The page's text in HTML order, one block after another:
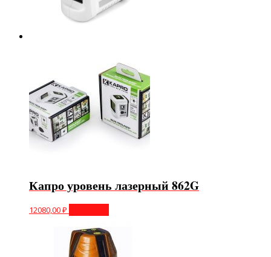
Капро уровень лазерный 862G
12080,00₽